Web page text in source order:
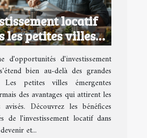
locatif
les petites villes
avantages et
opportunités
d'opportunités d'investissement
bien au-delà des grandes
Les petites villes émergentes
des avantages qui attirent les
avisés. Découvrez les bénéfices
de l'investissement locatif dans
et...